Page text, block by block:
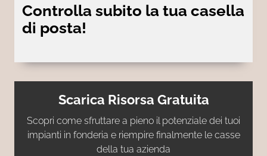
Controlla subito la tua casella
di posta!
Scarica Risorsa Gratuita
Scopri come sfruttare a pieno il potenziale dei tuoi
impianti in fonderia e riempire finalmente le casse
della tua azienda